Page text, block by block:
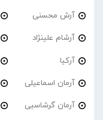
آرش محسنی
آرشام علینژاد
آرکیا
آرمان اسماعیلی
آرمان گرشاسبی